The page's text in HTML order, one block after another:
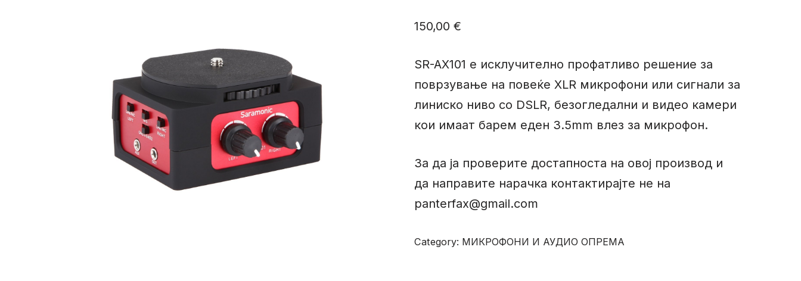
150,00 €
SR-AX101 е исклучително профатливо решение за
поврзување на повеќе XLR микрофони или сигнали за
линиско ниво со DSLR, безогледални и видео камери
кои имаат барем еден 3.5mm влез за микрофон.
За да ја проверите достапноста на овој производ и
да направите нарачка контактирајте не на
panterfax@gmail.com
Category: МИКРОФОНИ И АУДИО ОПРЕМА